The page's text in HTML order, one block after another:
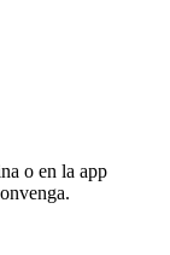
o en la app